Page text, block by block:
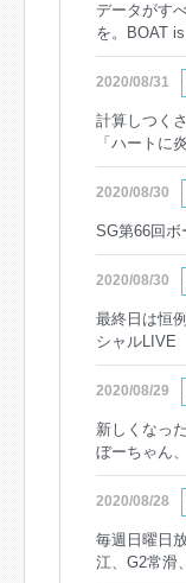
データがす
を。BOAT
（月）より
2020/08/31
計算しつく
「ハートに
2020/08/30
SG第66回ボ
2020/08/30
最終日は恒
シャルLIVE
2020/08/29
新しくなっ
ぼーちゃん
2020/08/28
毎週日曜日
江、G2常滑